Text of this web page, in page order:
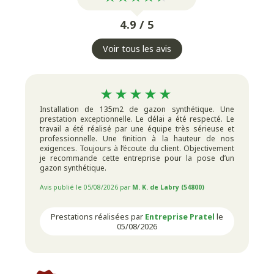
pour préserver leur forme et leur santé.
tonte de gazonet ledébroussaillage
maintenir une pelouse verdoyante et propre.
des produits respectueux de l’environnement pour vos
plantes et végétaux.
arrosage et la fertilisationpour un sol fertile et
des plantes en pleine santé.
Nous proposons également des solutions d'entretien
pour vos terrasses et votre
garantir leur durabilité. Un entretien régulier de ces
fonctionnalité.
MISE EN LUMIÈRE ET DÉCORATION :
4.9 / 5
Voir tous les avis
Installation de 135m2 de gazon synthétique. Une
prestation exceptionnelle. Le délai a été respecté. Le
travail a été réalisé par une équipe très sérieuse et
professionnelle. Une finition à la hauteur de nos
exigences. Toujours à l’écoute du client. Objectivement
je recommande cette entreprise pour la pose d’un
gazon synthétique.
Avis publié le 05/08/2026 par M. K. de Labry (54800)
Prestations réalisées par Entreprise Pratel le
05/08/2026